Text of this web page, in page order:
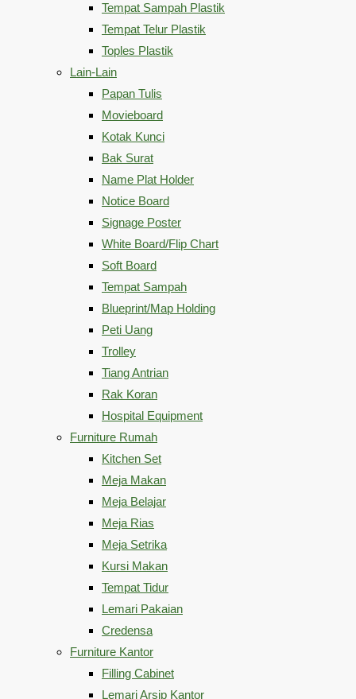
Tempat Sampah Plastik
Tempat Telur Plastik
Toples Plastik
Lain-Lain
Papan Tulis
Movieboard
Kotak Kunci
Bak Surat
Name Plat Holder
Notice Board
Signage Poster
White Board/Flip Chart
Soft Board
Tempat Sampah
Blueprint/Map Holding
Peti Uang
Trolley
Tiang Antrian
Rak Koran
Hospital Equipment
Furniture Rumah
Kitchen Set
Meja Makan
Meja Belajar
Meja Rias
Meja Setrika
Kursi Makan
Tempat Tidur
Lemari Pakaian
Credensa
Furniture Kantor
Filling Cabinet
Lemari Arsip Kantor